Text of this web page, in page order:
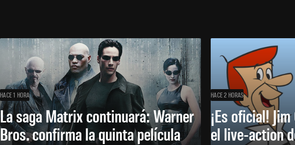
HACE 1 HORA
La saga Matrix continuará: Warner
Bros. confirma la quinta película
HACE 2 HORAS
¡Es oficial!
el live-action